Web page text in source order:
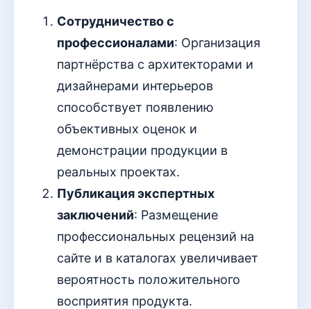
Сотрудничество с
профессионалами: Организация
партнёрства с архитекторами и
дизайнерами интерьеров
способствует появлению
объективных оценок и
демонстрации продукции в
реальных проектах.
Публикация экспертных
заключений: Размещение
профессиональных рецензий на
сайте и в каталогах увеличивает
вероятность положительного
восприятия продукта.